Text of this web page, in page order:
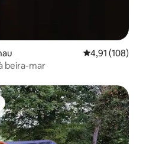
4,91 de uma
4,91 (108)
do lago com sauna, à beira-mar
dos hóspedes